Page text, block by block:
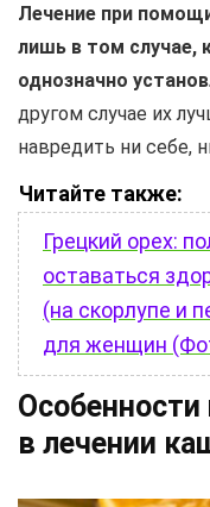
Лечение при
лишь в том случае,
однозначно
другом случае их
навредить ни себе,
Читайте также:
Грецкий орех:
оставаться
(на скорлупе и
для женщин
в лечении